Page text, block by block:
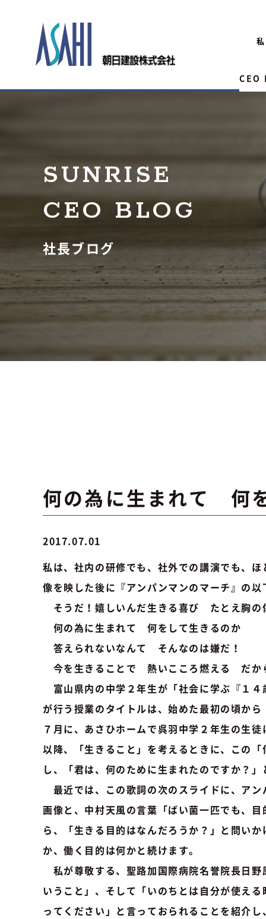
CEO
SUNRISE
CEO BLOG
社長ブログ
何の為に生まれて 何
2017.07.01
私は、社内の研修でも、社外での講演でも、
像を映した後に『アンパンマンのマーチ』の
そうだ！嬉しいんだ生きる喜び たとえ胸の
何の為に生まれて 何をして生きるのか
答えられないなんて そんなのは嫌だ！
今を生きることで 熱いこころ燃える だか
富山県内の中学２年生が「社会に学ぶ『１
が行う授業のタイトルは、始めた最初の頃か
７月に、あさひホームで呉羽中学２年生の生
以降、「生きること」を考えるときに、この
し、「君は、何のために生まれたのですか？
最近では、この歌詞の次のスライドに、ア
画像と、中村天風の言葉「ばい菌一匹でも、
ら、「生きる目的はなんだろうか？」と問い
か、働く目的は何かと続けます。
私が尊敬する、聖路加国際病院名誉院長日
いうこと」、そして「いのちとは自分が使え
ってください」と言っておられることを紹介